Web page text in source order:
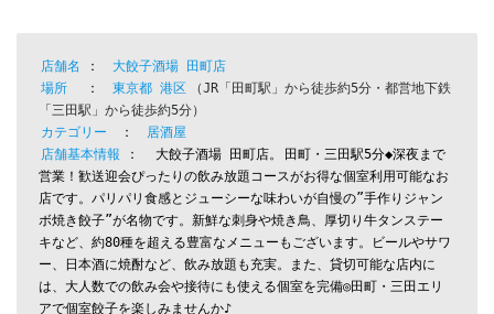
店舗名 ：
大餃子酒場 田町店
場所
： 東京都 港区
（JR「田町駅」から徒歩約5分・都営地下鉄
カテゴリー
：
居酒屋
店舗基本情報
： 大餃子酒場 田町店。
田町・三田駅5分◆深夜まで
営業！歓送迎会ぴったりの飲み放題コースがお得な個室利用可能なお
店です。パリパリ食感とジューシーな味わいが自慢の”手作りジャン
ボ焼き餃子”が名物です。新鮮な刺身や焼き鳥、厚切り牛タンステー
キなど、約80種を超える豊富なメニューもございます。ビールやサワ
ー、日本酒に焼酎など、飲み放題も充実。また、貸切可能な店内に
は、大人数での飲み会や接待にも使える個室を完備◎田町・三田エリ